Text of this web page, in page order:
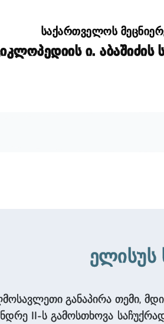
საქართველოს
ი. აბაშიძის
განაპირა თემი,
II-ს გამოსთხოვა